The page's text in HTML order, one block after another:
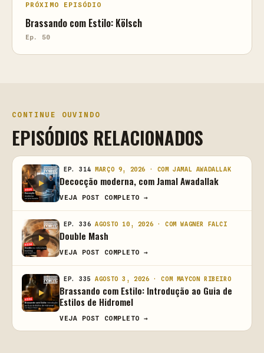
PRÓXIMO EPISÓDIO
Brassando com Estilo: Kölsch
Ep. 50
CONTINUE OUVINDO
EPISÓDIOS RELACIONADOS
EP. 314 MARÇO 9, 2026 · COM JAMAL AWADALLAK
Decocção moderna, com Jamal Awadallak
VEJA POST COMPLETO →
EP. 336 AGOSTO 10, 2026 · COM WAGNER FALCI
Double Mash
VEJA POST COMPLETO →
EP. 335 AGOSTO 3, 2026 · COM MAYCON RIBEIRO
Brassando com Estilo: Introdução ao Guia de
Estilos de Hidromel
VEJA POST COMPLETO →